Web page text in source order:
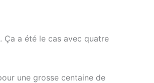
Ça a été le cas avec quatre
une grosse centaine de